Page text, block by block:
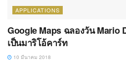
APPLICATIONS
Google Maps ฉลองวัน Mario
เป็นมาริโอ้คาร์ท
10 มีนาคม 2018